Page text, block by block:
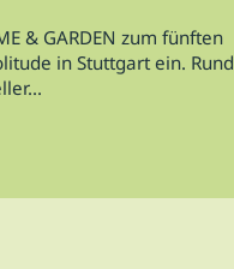
& GARDEN zum fünften
in Stuttgart ein. Rund